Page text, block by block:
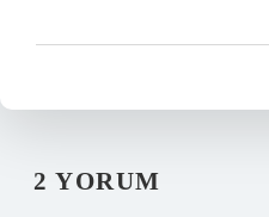
2 YORUM